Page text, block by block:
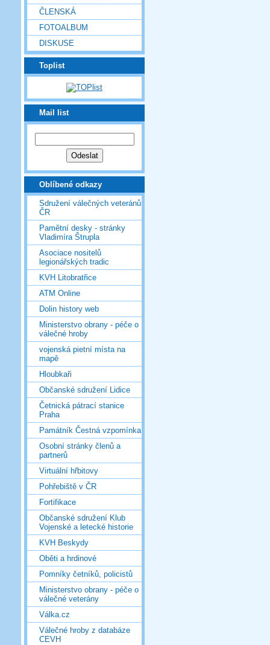
ČLENSKÁ
FOTOALBUM
DISKUSE
Toplist
Mail list
Oblíbené odkazy
Sdružení válečných veteránů
ČR
Pamětní desky - stránky
Vladimíra Štrupla
Asociace nositelů
legionářských tradic
KVH Litobratřice
ATM Online
Dolin history web
Ministerstvo obrany - péče o
válečné hroby
vojenská pietní místa na
mapě
Hloubkaři
Občanské sdružení Lidice
Četnická pátrací stanice
Praha
Památník Čestná vzpomínka
Osobní stránky členů a
partnerů
Virtuální hřbitovy
Pohřebiště v ČR
Fortifikace
Občanské sdružení Klub
Vojenské a letecké historie
KVH Beskydy
Oběti a hrdinové
Pomníky četníků, policistů
Ministerstvo obrany - péče o
válečné veterány
Válka.cz
Válečné hroby z databáze
CEVH